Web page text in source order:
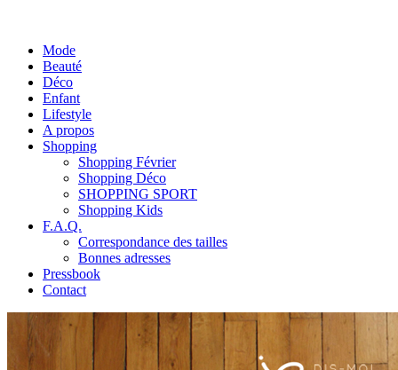
Mode
Beauté
Déco
Enfant
Lifestyle
A propos
Shopping
Shopping Février
Shopping Déco
SHOPPING SPORT
Shopping Kids
F.A.Q.
Correspondance des tailles
Bonnes adresses
Pressbook
Contact